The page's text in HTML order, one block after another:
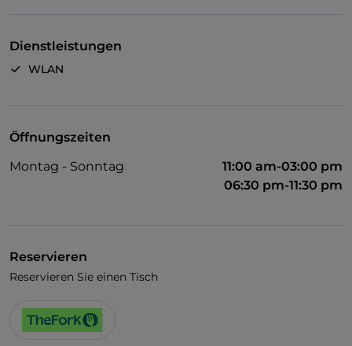
Dienstleistungen
WLAN
Öffnungszeiten
Montag - Sonntag
11:00 am-03:00 pm
06:30 pm-11:30 pm
Reservieren
Reservieren Sie einen Tisch